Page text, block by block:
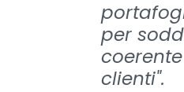
per
clienti".